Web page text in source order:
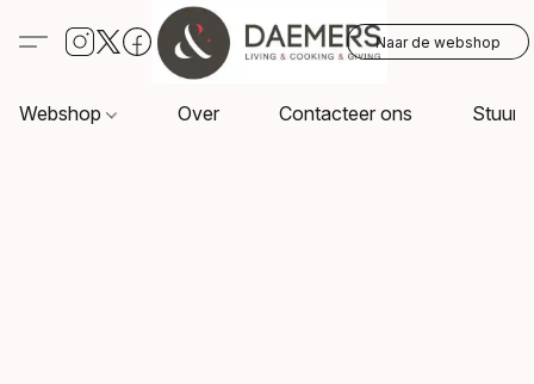
Naar de webshop
Webshop Over Contacteer ons Stuur